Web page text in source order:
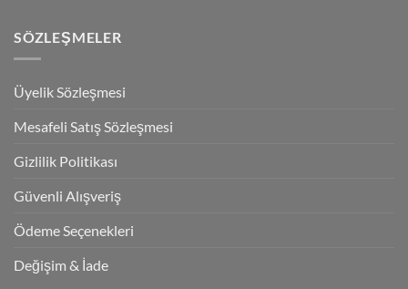
SÖZLEŞMELER
Üyelik Sözleşmesi
Mesafeli Satış Sözleşmesi
Gizlilik Politikası
Güvenli Alışveriş
Ödeme Seçenekleri
Değişim & İade